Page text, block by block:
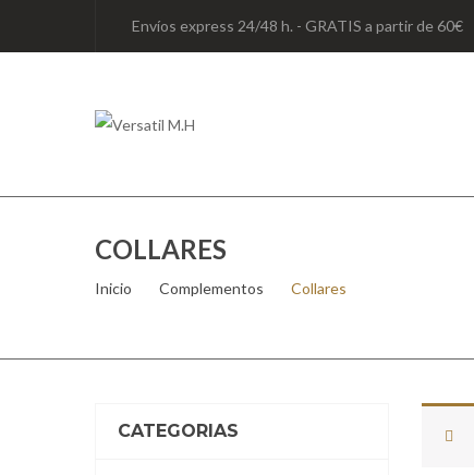
Envíos express 24/48 h. - GRATIS a partir de 60€
COLLARES
Inicio Complementos Collares
CATEGORIAS